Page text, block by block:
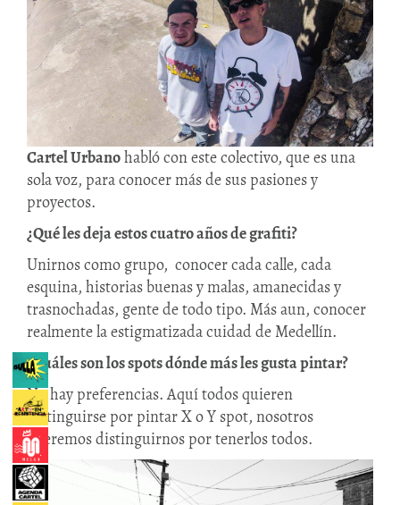
Cartel Urbanohabló con este colectivo, que es una
sola voz, para conocer más de sus pasiones y
proyectos.
¿Qué les deja estos cuatro años de grafiti?
Unirnos como grupo, conocer cada calle, cada
esquina, historias buenas y malas, amanecidas y
trasnochadas, gente de todo tipo. Más aun, conocer
realmente la estigmatizada cuidad de Medellín.
¿Cuáles son los spots dónde más les gusta pintar?
No hay preferencias. Aquí todos quieren
distinguirse por pintar X o Y spot, nosotros
queremos distinguirnos por tenerlos todos.